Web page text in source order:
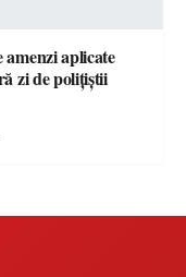
amenzi aplicate
zi de polițiștii